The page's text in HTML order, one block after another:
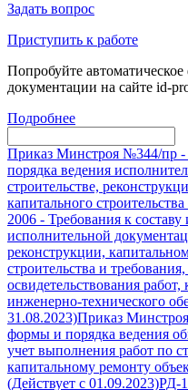
Задать вопрос
Приступить к работе
Попробуйте
документации на сайте id-
Подробнее
Приказ Минстроя №344/пр -
порядка ведения
строительстве,
капитального
2006 - Требования к
исполнительной
реконструкции,
строительства и
освидетельствования
инженерно-технического
31.08.2023)Приказ
формы и порядка ведения
учет выполнения работ по
капитальному ремонту
(Действует с 01.09.2023)РД-